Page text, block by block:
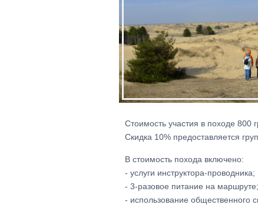
Стоимость участия в походе 800
Скидка 10% предоставляется
В стоимость похода включено:
- услуги инструктора-проводника;
- 3-разовое питание на маршруте;
- использование общественного